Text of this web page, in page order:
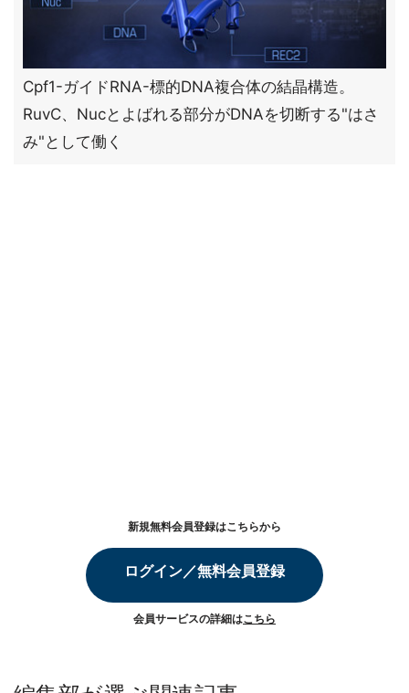
Cpf1-ガイドRNA-標的DNA複合体の結晶構造。
RuvC、Nucとよばれる部分がDNAを切断する"はさ
み"として働く
新規無料会員登録はこちらから
ログイン／無料会員登録
会員サービスの詳細はこちら